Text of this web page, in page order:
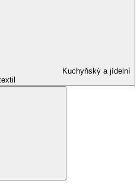
Kuchyňský a jídelní